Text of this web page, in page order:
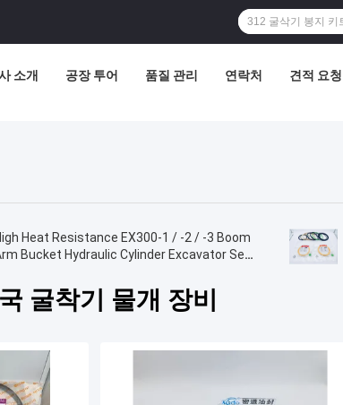
소개 공장 투어 품질 관리 연락처 견적 요청
Heat Resistance EX300-1 / -2 / -3 Boom
Bucket Hydraulic Cylinder Excavator Seal
굴착기 물개 장비